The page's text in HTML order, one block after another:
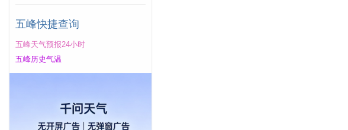
五峰快捷查询
五峰天气预报24小时
五峰历史气温